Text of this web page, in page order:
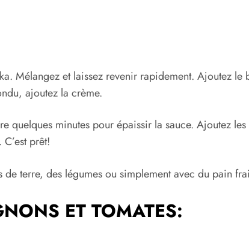
Mélangez et laissez revenir rapidement. Ajoutez
ajoutez la crème.
quelques minutes pour épaissir la sauce. Ajoutez
prêt!
terre, des légumes ou simplement avec du pain
ET TOMATES: